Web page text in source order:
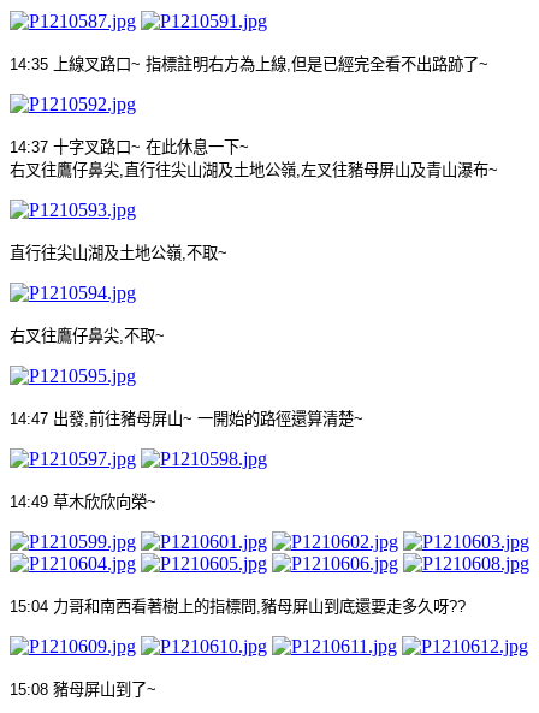
14:35 上線叉路口~ 指標註明右方為上線 但是已經完全看不出路跡了~
14:37 十字叉路口~ 在此休息一下~
右叉往鷹仔鼻尖 直行往尖山湖及土地公嶺 左叉往豬母屏山及青山瀑布~
直行往尖山湖及土地公嶺 不取~
右叉往鷹仔鼻尖 不取~
14:47 出發 前往豬母屏山~ 一開始的路徑還算清楚~
14:49 草木欣欣向榮~
15:04 力哥和南西看著樹上的指標問 豬母屏山到底還要走多久呀??
15:08 豬母屏山到了~